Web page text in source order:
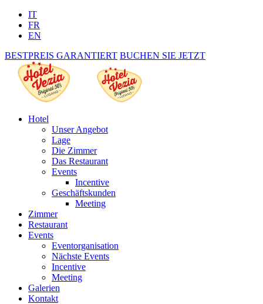
IT
FR
EN
BESTPREIS GARANTIERT BUCHEN SIE JETZT
Hotel
Unser Angebot
Lage
Die Zimmer
Das Restaurant
Events
Incentive
Geschäftskunden
Meeting
Zimmer
Restaurant
Events
Eventorganisation
Nächste Events
Incentive
Meeting
Galerien
Kontakt